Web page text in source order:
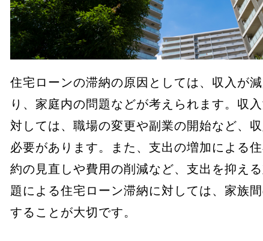
住宅ローンの滞納の原因としては、収入が
り、家庭内の問題などが考えられます。収
対しては、職場の変更や副業の開始など、
必要があります。また、支出の増加による
約の見直しや費用の削減など、支出を抑え
題による住宅ローン滞納に対しては、家族
することが大切です。